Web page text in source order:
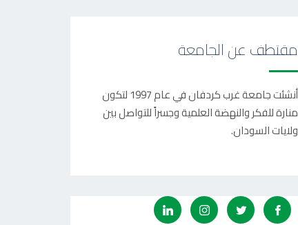
مقتطف عن الجامعة
أنشئت جامعة غرب كردفان في عام 1997 لتكون
منارة للفكر والنهضة العلمية وجسراً للتواصل بين
ولايات السودان.